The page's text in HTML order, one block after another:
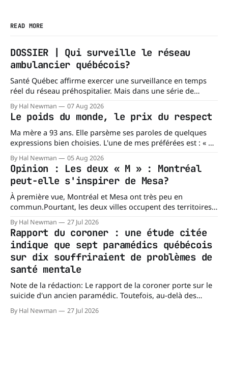
READ MORE
DOSSIER | Qui surveille le réseau
ambulancier québécois?
Santé Québec affirme exercer une surveillance en temps
réel du réseau préhospitalier. Mais dans une série de
l'organisation confirme ne pas tenir certains registres
provinciaux qui permettraient de mesurer des situations
pourtant fondamentales pour évaluer la capacité du réseau
à répondre à
By Hal Newman 07 Aug 2026
Le poids du monde, le prix du respect
Ma mère a 93 ans. Elle parsème ses paroles de quelques
expressions bien choisies. L'une de mes préférées est : « À
évoque la folie, les lubies, les absurdités de la vie. Chacun
porte les siennes. Elle en a d'
By Hal Newman 05 Aug 2026
Opinion : Les deux « M » : Montréal
peut-elle s'inspirer de Mesa?
À première vue, Montréal et Mesa ont très peu en
commun.Pourtant, les deux villes occupent des territoires
(138,7 milles carrés), alors que l'île de Montréal s'étend sur
près de 499 km². La différence n'est
By Hal Newman 27 Jul 2026
Rapport du coroner : une étude citée
indique que sept paramédics québécois
sur dix souffriraient de problèmes de
santé mentale
Note de la rédaction: Le rapport de la coroner porte sur le
suicide d'un ancien paramédic. Toutefois, au-delà des
une question plus large : les blessures psychologiques chez
By Hal Newman 27 Jul 2026